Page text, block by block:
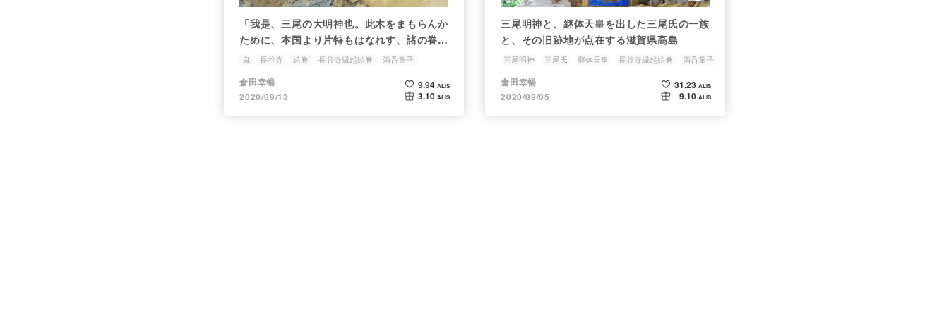
「我是、三尾の大明神也。此木をまもらんか
ために、本国より片特もはなれす、諸の眷属
をひきゐて来る」
鬼 長谷寺 絵巻 長谷寺縁起絵巻 酒呑童子
倉田幸暢
2020/09/13
9.94 ALIS
3.10 ALIS
三尾明神と、継体天皇を出した三尾氏の一族
と、その旧跡地が点在する滋賀県高島
三尾明神 三尾氏 継体天皇 長谷寺縁起絵巻 酒呑童子
倉田幸暢
2020/09/05
31.23 ALIS
9.10 ALIS